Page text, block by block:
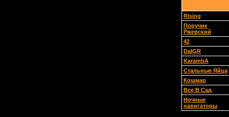
Rising
Поручик
Ржевский
42
DaIGR
KarambA
Стальные Яйца
Кошмар
Все В Сад
Ночные
навигаторы